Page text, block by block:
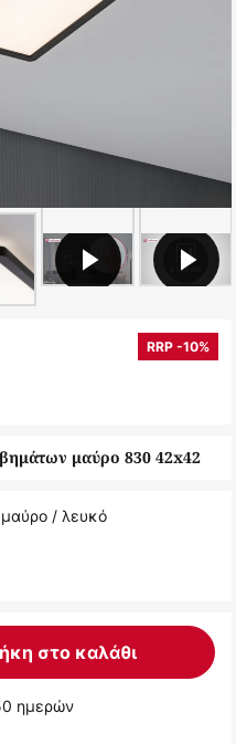
μαύρο 830 42x42
RRP -10%
μαύρο / λευκό
στο καλάθι
ημερών